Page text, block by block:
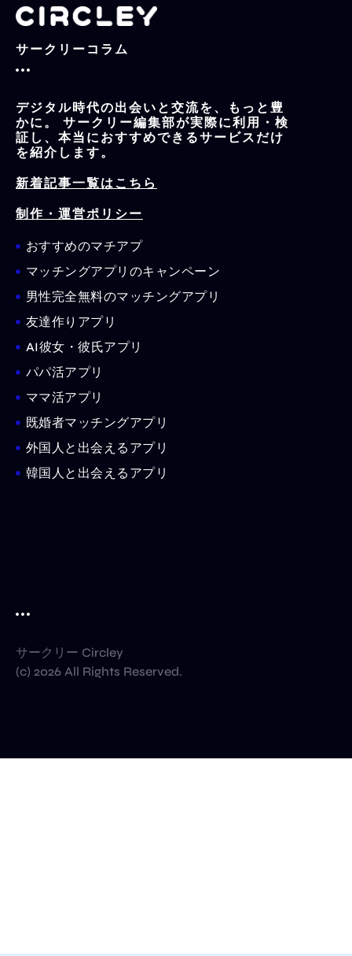
サークリーコラム
デジタル時代の出会いと交流を、もっと豊
かに。 サークリー編集部が実際に利用・検
証し、本当におすすめできるサービスだけ
を紹介します。
新着記事一覧はこちら
制作・運営ポリシー
おすすめのマチアプ
マッチングアプリのキャンペーン
男性完全無料のマッチングアプリ
友達作りアプリ
AI彼女・彼氏アプリ
パパ活アプリ
ママ活アプリ
既婚者マッチングアプリ
外国人と出会えるアプリ
韓国人と出会えるアプリ
サークリー Circley
(c) 2026 All Rights Reserved.